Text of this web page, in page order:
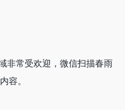
非常受欢迎，微信扫描春雨
容。